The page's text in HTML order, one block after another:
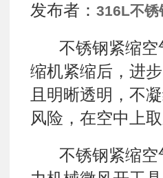
发布者： 316L不锈
不锈钢紧缩
缩机紧缩后，进
且明晰透明，不
风险，在空中上
不锈钢紧缩